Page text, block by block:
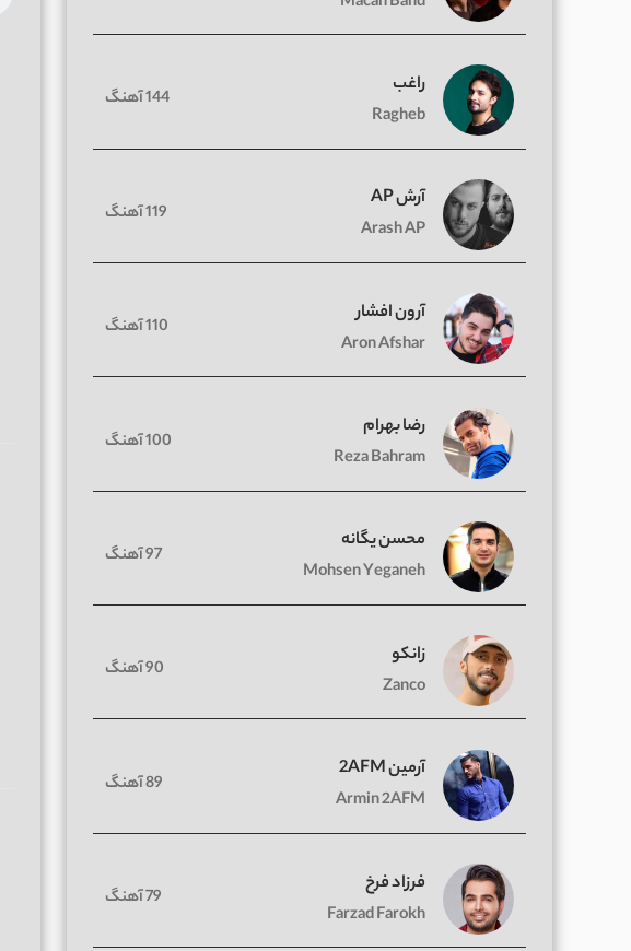
راغب
Ragheb
144 آهنگ
آرش AP
Arash AP
119 آهنگ
آرون افشار
Aron Afshar
110 آهنگ
رضا بهرام
Reza Bahram
100 آهنگ
محسن یگانه
Mohsen Yeganeh
97 آهنگ
زانکو
Zanco
90 آهنگ
آرمین 2AFM
Armin 2AFM
89 آهنگ
فرزاد فرخ
Farzad Farokh
79 آهنگ